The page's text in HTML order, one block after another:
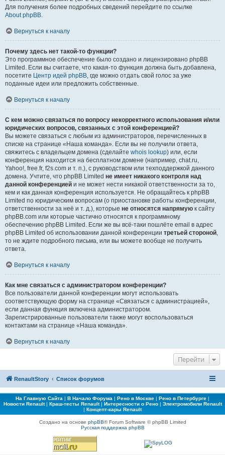
Для получения более подробных сведений перейдите по ссылке
About phpBB.
Вернуться к началу
Почему здесь нет такой-то функции?
Это программное обеспечение было создано и лицензировано phpBB
Limited. Если вы считаете, что какая-то функция должна быть добавлена,
посетите Центр идей phpBB, где можно отдать свой голос за уже
поданные идеи или предложить собственные.
Вернуться к началу
С кем можно связаться по вопросу некорректного использования и/или
юридических вопросов, связанных с этой конференцией?
Вы можете связаться с любым из администраторов, перечисленных в
списке на странице «Наша команда». Если вы не получили ответа,
свяжитесь с владельцем домена (сделайте whois lookup) или, если
конференция находится на бесплатном домене (например, chat.ru,
Yahoo!, free.fr, f2s.com и т. п.), с руководством или техподдержкой данного
домена. Учтите, что phpBB Limited не имеет никакого контроля над
данной конференцией и не может нести никакой ответственности за то,
кем и как данная конференция используется. Не обращайтесь к phpBB
Limited по юридическим вопросам (о приостановке работы конференции,
ответственности за неё и т. д.), которые не относятся напрямую к сайту
phpBB.com или которые частично относятся к программному
обеспечению phpBB Limited. Если же вы всё-таки пошлёте email в адрес
phpBB Limited об использовании данной конференции третьей стороной,
то не ждите подробного письма, или вы можете вообще не получить
ответа.
Вернуться к началу
Как мне связаться с администратором конференции?
Все пользователи данной конференции могут использовать
соответствующую форму на странице «Связаться с администрацией»,
если данная функция включена администратором.
Зарегистрированные пользователи также могут воспользоваться
контактами на странице «Наша команда».
Вернуться к началу
Перейти
RenaultStory Список форумов
На Главную Сайта | В Начало Форума | Рено в Москве | Рено в Петербурге |
Новости Renault| Краш-тесты Renault| Интересности о Рено| Электромобили Renault
| Концепт-кары Renault
Создано на основе phpBB® Forum Software © phpBB Limited
Русская поддержка phpBB